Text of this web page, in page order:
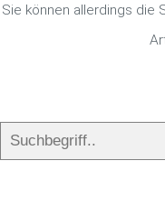
Sie können allerdings die